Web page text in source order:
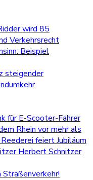
wird 85
Verkehrsrecht
Beispiel
steigender
für E-Scooter-Fahrer
Rhein vor mehr als
feiert Jubiläum
Herbert Schnitzer